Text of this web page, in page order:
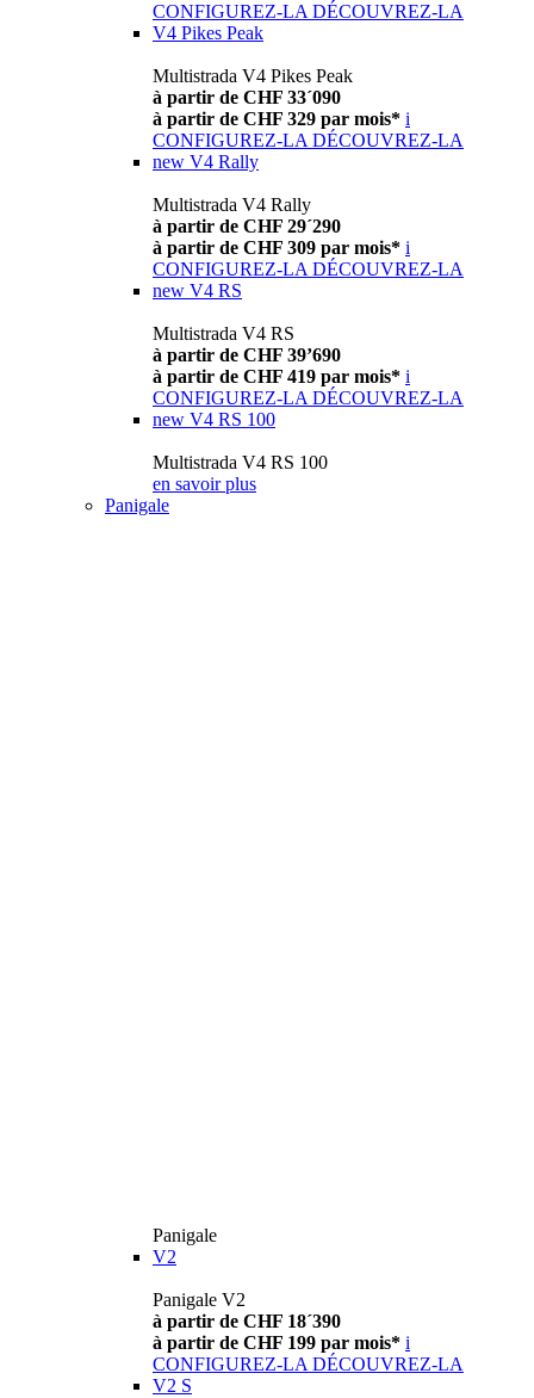
CONFIGUREZ-LA DÉCOUVREZ-LA
V4 Pikes Peak
Multistrada V4 Pikes Peak
à partir de CHF 33´090
à partir de CHF 329 par mois* i
CONFIGUREZ-LA DÉCOUVREZ-LA
new V4 Rally
Multistrada V4 Rally
à partir de CHF 29´290
à partir de CHF 309 par mois* i
CONFIGUREZ-LA DÉCOUVREZ-LA
new V4 RS
Multistrada V4 RS
à partir de CHF 39’690
à partir de CHF 419 par mois* i
CONFIGUREZ-LA DÉCOUVREZ-LA
new V4 RS 100
Multistrada V4 RS 100
en savoir plus
Panigale
Panigale
V2
Panigale V2
à partir de CHF 18´390
à partir de CHF 199 par mois* i
CONFIGUREZ-LA DÉCOUVREZ-LA
V2 S